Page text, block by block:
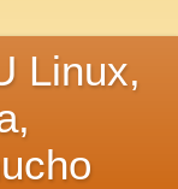
Linux,